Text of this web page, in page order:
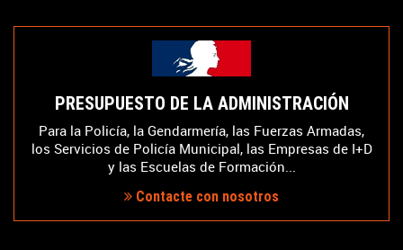
PRESUPUESTO DE LA ADMINISTRACIÓN
Para la Policía, la Gendarmería, las Fuerzas Armadas,
los Servicios de Policía Municipal, las Empresas de I+D
y las Escuelas de Formación...
Contacte con nosotros